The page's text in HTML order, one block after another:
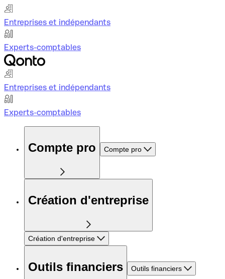
Entreprises et indépendants
Experts-comptables
Entreprises et indépendants
Experts-comptables
Compte pro Compte pro
Création d'entreprise
Création d'entreprise
Outils financiers Outils financiers